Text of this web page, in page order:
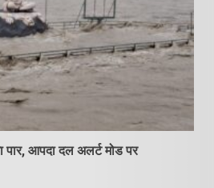
आपदा दल अलर्ट मोड पर